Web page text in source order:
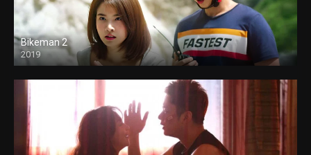
Bikeman 2
2019